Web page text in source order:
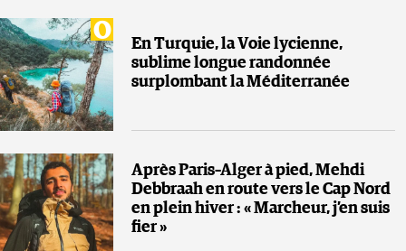
En Turquie, la Voie lycienne,
sublime longue randonnée
surplombant la Méditerranée
Après Paris–Alger à pied, Mehdi
Debbraah en route vers le Cap Nord
en plein hiver : « Marcheur, j’en suis
fier »